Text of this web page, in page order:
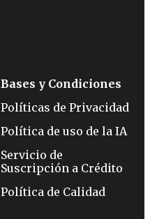
Bases y Condiciones
Políticas de Privacidad
Política de uso de la IA
Servicio de
Suscripción a Crédito
Política de Calidad